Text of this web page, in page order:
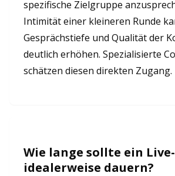
spezifische Zielgruppe
Intimität einer kleineren Runde
Gesprächstiefe und Qualität der
deutlich erhöhen. Spezialisierte
schätzen diesen direkten Zugang.
Wie lange sollte ein
idealerweise dauern?